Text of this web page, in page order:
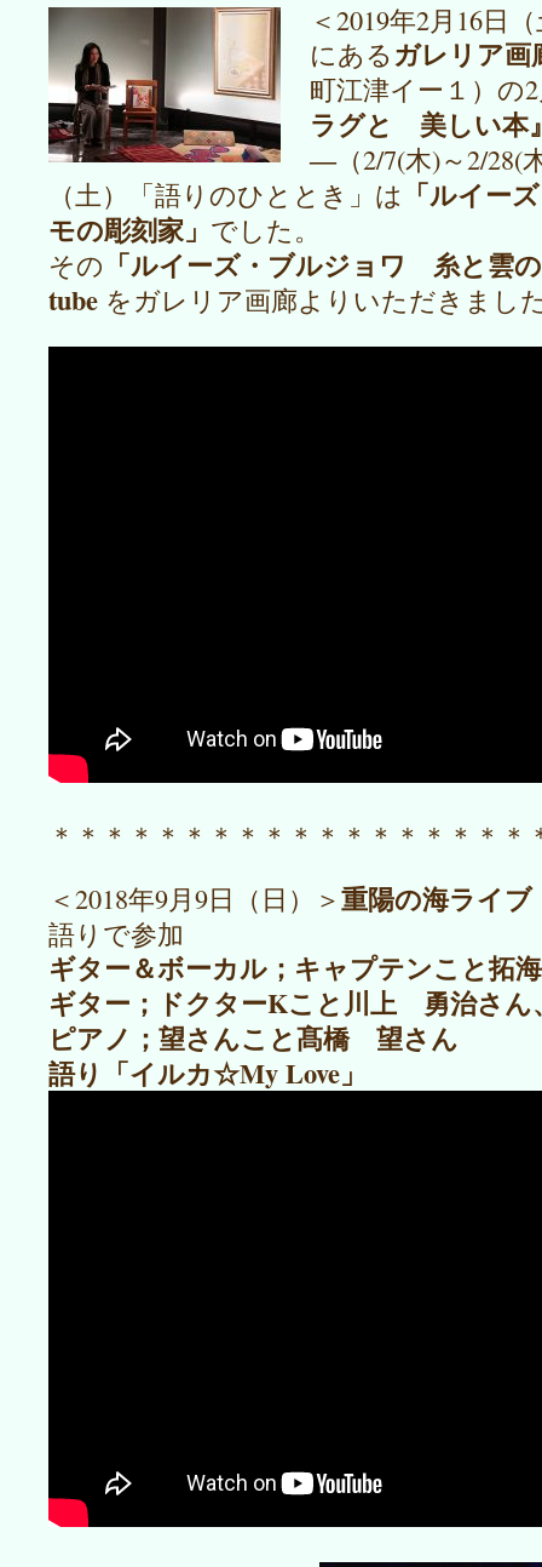
＜2019年2月16日
にあるガレリア画
町江津イー１）の
ラグと 美しい
―（2/7(木)～2/28(
（土）「語りのひととき」は 「ルイー
モの彫刻家」 でした。
その 「ルイーズ・ブルジョワ 糸と雲
tube をガレリア画廊よりいただきまし
＊＊＊＊＊＊＊＊＊＊＊＊＊＊＊＊＊＊
＜2018年9月9日（日）＞重陽の海ライ
語りで参加
ギター＆ボーカル；キャプテンこと拓
ギター；ドクターKこと川上 勇治さん
ピアノ；望さんこと髙橋 望さん
語り 「イルカ☆My Love」